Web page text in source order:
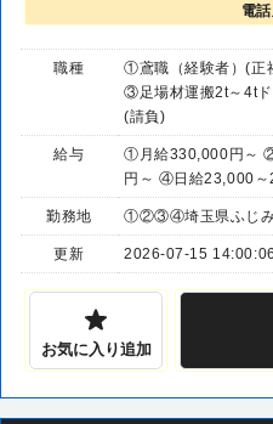
電
職種
①鳶職（経験者）(正
③足場材運搬2t～4t
(請負)
給与
①月給330,000円～
円～ ④日給23,000～
勤務地 ①②③④埼玉県ふじ
更新 2026-07-15 14:00:06
お気に入り追加